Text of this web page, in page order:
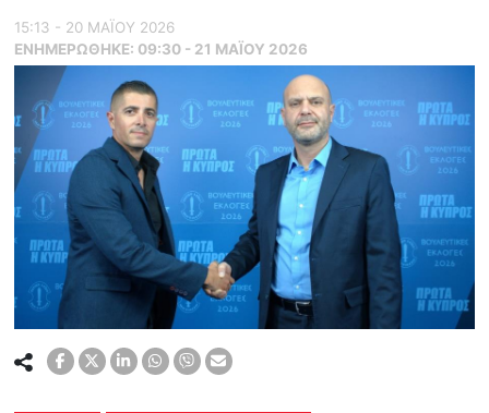
15:13 - 20 ΜΑΪ́ΟΥ 2026
ΕΝΗΜΕΡΏΘΗΚΕ: 09:30 - 21 ΜΑΪ́ΟΥ 2026